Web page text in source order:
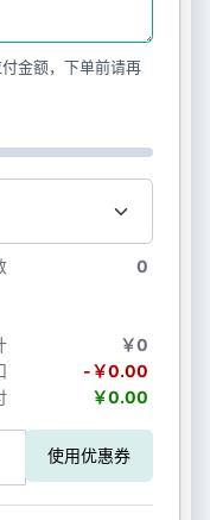
金额，下单前请再
0
￥0
-￥0.00
￥0.00
使用优惠券